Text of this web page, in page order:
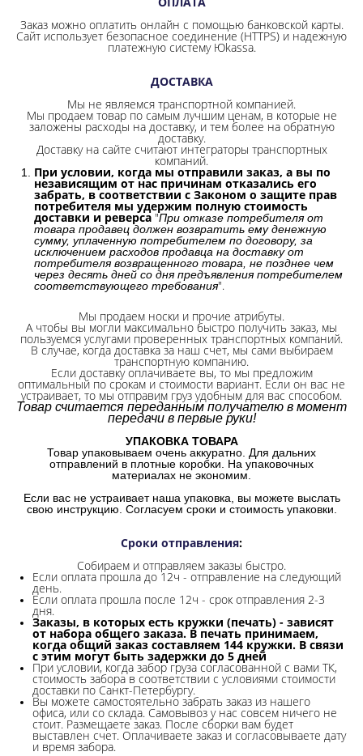
Заказ можно оплатить онлайн с помощью банковской карты.
Сайт использует безопасное соединение (HTTPS) и надежную
платежную систему Юkassa.
ДОСТАВКА
Мы не являемся транспортной компанией.
Мы продаем товар по самым лучшим ценам, в которые не
заложены расходы на доставку, и тем более на обратную
доставку.
Доставку на сайте считают интеграторы транспортных
компаний.
При условии, когда мы отправили заказ, а вы по
независящим от нас причинам отказались его
забрать, в соответствии с Законом о защите прав
потребителя мы удержим полную стоимость
доставки и реверса "При отказе потребителя от
товара продавец должен возвратить ему денежную
сумму, уплаченную потребителем по договору, за
исключением расходов продавца на доставку от
потребителя возвращенного товара, не позднее чем
через десять дней со дня предъявления потребителем
соответствующего требования".
Мы продаем носки и прочие атрибуты.
А чтобы вы могли максимально быстро получить заказ, мы
пользуемся услугами проверенных транспортных компаний.
В случае, когда доставка за наш счет, мы сами выбираем
транспортную компанию.
Если доставку оплачиваете вы, то мы предложим
оптимальный по срокам и стоимости вариант. Если он вас не
устраивает, то мы отправим груз удобным для вас способом.
Товар считается переданным получателю в момент
передачи в первые руки!
УПАКОВКА ТОВАРА
Товар упаковываем очень аккуратно. Для дальних
отправлений в плотные коробки. На упаковочных
материалах не экономим.
Если вас не устраивает наша упаковка, вы можете выслать
свою инструкцию. Согласуем сроки и стоимость упаковки.
Сроки отправления:
Собираем и отправляем заказы быстро.
Если оплата прошла до 12ч - отправление на следующий
день.
Если оплата прошла после 12ч - срок отправления 2-3
дня.
Заказы, в которых есть кружки (печать) - зависят
от набора общего заказа. В печать принимаем,
когда общий заказ составляем 144 кружки. В связи
с этим могут быть задержки до 5 дней
При условии, когда забор груза согласованной с вами ТК,
стоимость забора в соответствии с условиями стоимости
доставки по Санкт-Петербургу.
Вы можете самостоятельно забрать заказ из нашего
офиса, или со склада. Самовывоз у нас совсем ничего не
стоит. Размещаете заказ. После сборки вам будет
выставлен счет. Оплачиваете заказ и согласовываете дату
и время забора.